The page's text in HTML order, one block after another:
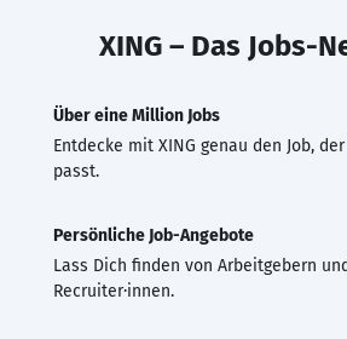
XING – Das Jobs-
Über eine Million Jobs
Entdecke mit XING genau den Job,
passt.
Persönliche Job-Angebote
Lass Dich finden von Arbeitgebern
Recruiter·innen.